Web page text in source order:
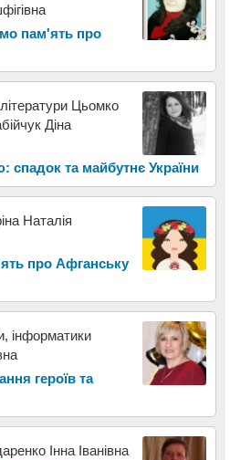
пам'ять про
Цьомко
Діна
спадок та майбутнє України
Наталія
про Афганську
інформатики
героїв та
Інна Іванівна